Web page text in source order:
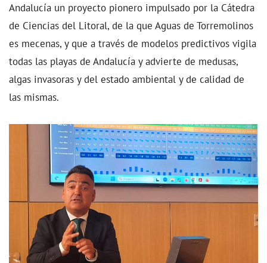
Andalucía un proyecto pionero impulsado por la Cátedra
de Ciencias del Litoral, de la que Aguas de Torremolinos
es mecenas, y que a través de modelos predictivos vigila
todas las playas de Andalucía y advierte de medusas,
algas invasoras y del estado ambiental y de calidad de
las mismas.